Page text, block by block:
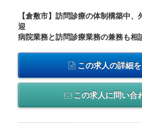
【倉敷市】訪問診療の体制構築中
迎
病院業務と訪問診療業務の兼務も相
この求人の詳細
この求人に問い合